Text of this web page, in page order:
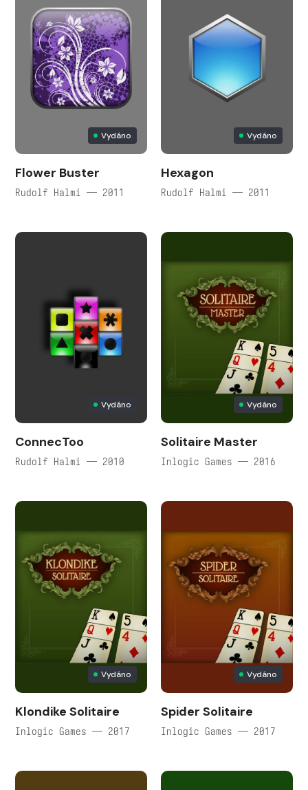
Vydáno
Flower Buster
Rudolf Halmi — 2011
Vydáno
Hexagon
Rudolf Halmi — 2011
Vydáno
ConnecToo
Rudolf Halmi — 2010
Vydáno
Solitaire Master
Inlogic Games — 2016
Vydáno
Klondike Solitaire
Inlogic Games — 2017
Vydáno
Spider Solitaire
Inlogic Games — 2017